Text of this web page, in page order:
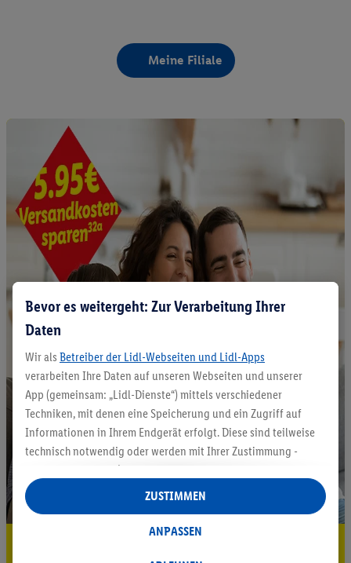
Meine Filiale
Bevor es weitergeht: Zur Verarbeitung Ihrer
Daten
Wir als Betreiber der Lidl-Webseiten und Lidl-Apps
verarbeiten Ihre Daten auf unseren Webseiten und unserer
App (gemeinsam: „Lidl-Dienste“) mittels verschiedener
Techniken, mit denen eine Speicherung und ein Zugriff auf
Informationen in Ihrem Endgerät erfolgt. Diese sind teilweise
technisch notwendig oder werden mit Ihrer Zustimmung -
auch durch Partner (u.a.
Verantwortliche; im Zusammenhang mit dem IAB TCF
insgesamt
Statistik-Erstellung oder für personalisierte Werbung
ANPASSEN
ZUSTIMMEN